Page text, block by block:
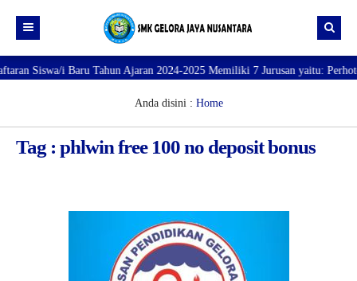
Beranda
PROFILE SEKOLAH
VISI dan MISI
Direktori
DATA SISWA
JURUSAN
Siswa/i Baru Tahun Ajaran 2024-2025 Memiliki 7 Jurusan yaitu:
Anda disini : Home
Tag : phlwin free 100 no deposit bonus